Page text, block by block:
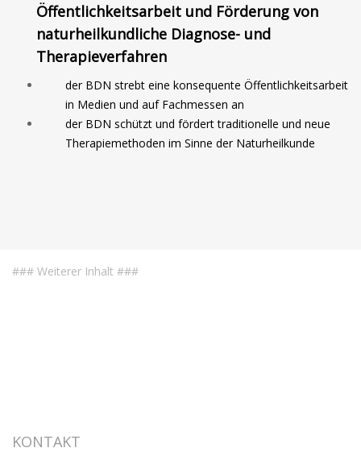
Öffentlichkeitsarbeit und Förderung von
naturheilkundliche Diagnose- und
Therapieverfahren
der BDN strebt eine konsequente Öffentlichkeitsarbeit
in Medien und auf Fachmessen an
der BDN schützt und fördert traditionelle und neue
Therapiemethoden im Sinne der Naturheilkunde
### Weiterer Inhalt ###
KONTAKT